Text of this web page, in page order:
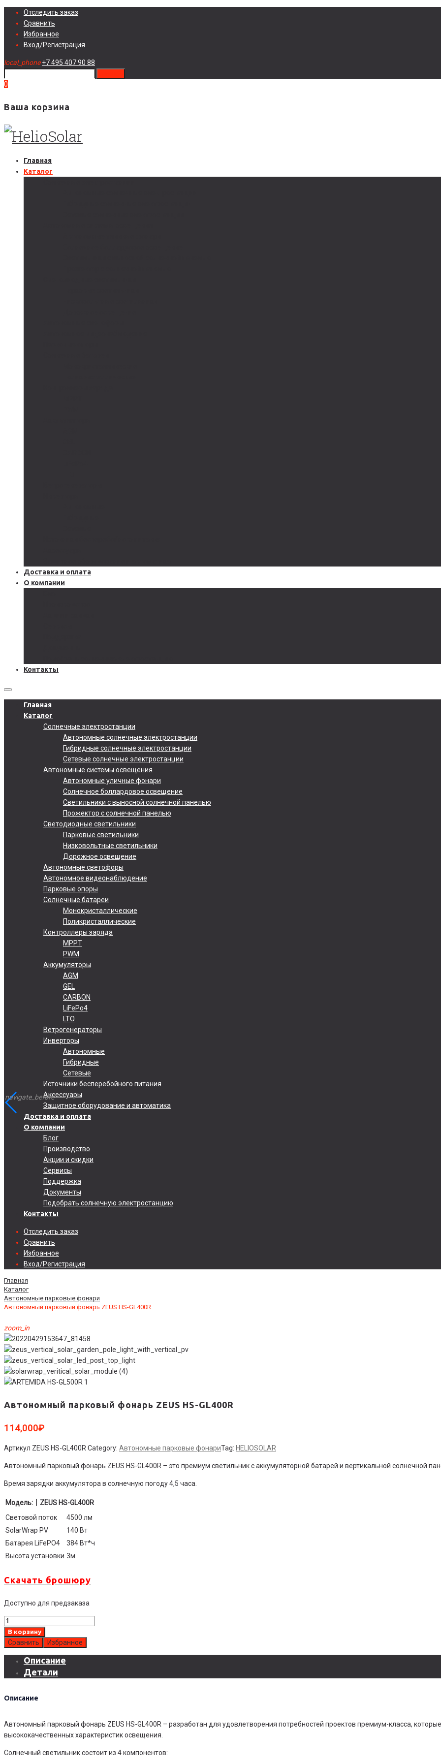
Skip
content
Отследить заказ
Сравнить
Избранное
Вход/Регистрация
local_phone +7 495 407 90 88
0
Ваша корзина
Главная
Каталог
Доставка и оплата
О компании
Контакты
Главная
Каталог
Солнечные электростанции
Автономные солнечные электростанции
Гибридные солнечные электростанции
Сетевые солнечные электростанции
Автономные системы освещения
Автономные уличные фонари
Солнечное боллардовое освещение
Светильники с выносной солнечной панелью
Прожектор с солнечной панелью
Светодиодные светильники
Парковые светильники
Низковольтные светильники
Дорожное освещение
Автономные светофоры
Автономное видеонаблюдение
Парковые опоры
Солнечные батареи
Монокристаллические
Поликристаллические
Контроллеры заряда
MPPT
PWM
Аккумуляторы
AGM
GEL
CARBON
LiFePo4
LTO
Ветрогенераторы
Инверторы
Автономные
Гибридные
Сетевые
Источники бесперебойного питания
Аксессуары
Защитное оборудование и автоматика
Доставка и оплата
О компании
Блог
Производство
Акции и скидки
Сервисы
Поддержка
Документы
Подобрать солнечную электростанцию
Контакты
Отследить заказ
Сравнить
Избранное
Вход/Регистрация
Главная
Каталог
Автономные парковые фонари
Автономный парковый фонарь ZEUS HS-GL400R
zoom_in
Автономный парковый фонарь ZEUS HS-GL400R
114,000₽
Артикул ZEUS HS-GL400R Category: Автономные парковые фонариTag: HELIOSOLAR
Автономный парковый фонарь ZEUS HS-GL400R – это премиум светильник с аккумуляторной батарей и вертикальной солнечной
Время зарядки аккумулятора в солнечную погоду 4,5 часа.
Модель:丨ZEUS HS-GL400R
Световой поток
4500 лм
SolarWrap PV
140 Вт
Батарея LiFePO4
384 Вт*ч
Высота установки 3м
Скачать брошюру
Доступно для предзаказа
Количество
товара
Автономный
фонарь
ZEUS
GL400R
В корзину
Сравнить Избранное
Описание
Детали
Описание
Автономный парковый фонарь ZEUS HS-GL400R – разработан для удовлетворения потребностей проектов премиум-класса,
высококачественных характеристик освещения.
Солнечный светильник состоит из 4 компонентов:
navigate_before